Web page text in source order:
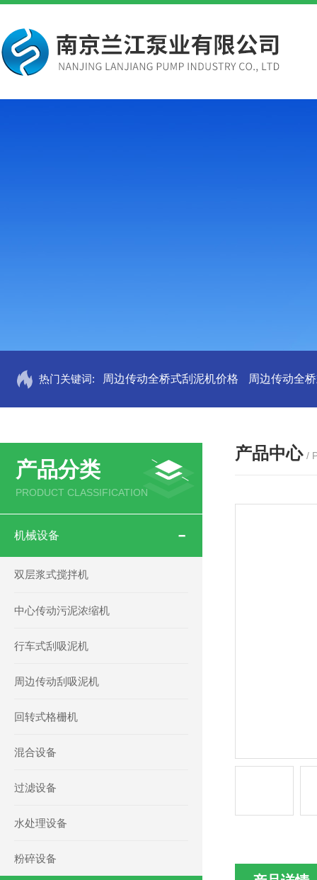
热门关键词: 周边传动全桥式刮泥机价格 周边传动全
产品分类
PRODUCT CLASSIFICATION
机械设备
双层浆式搅拌机
中心传动污泥浓缩机
行车式刮吸泥机
周边传动刮吸泥机
回转式格栅机
混合设备
过滤设备
水处理设备
粉碎设备
产品中心 /